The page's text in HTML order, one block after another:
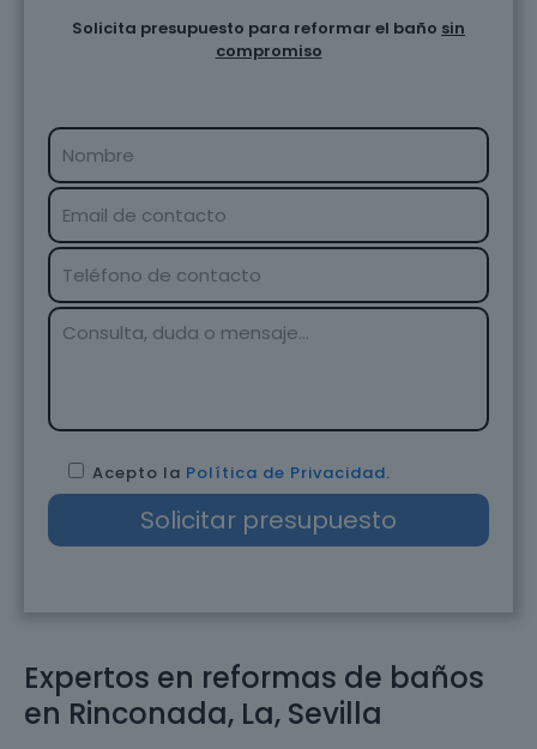
Expertos en reformas de baños
en Rinconada, La, Sevilla
Solicita presupuesto para reformar el baño sin
compromiso
Acepto la Política de Privacidad.